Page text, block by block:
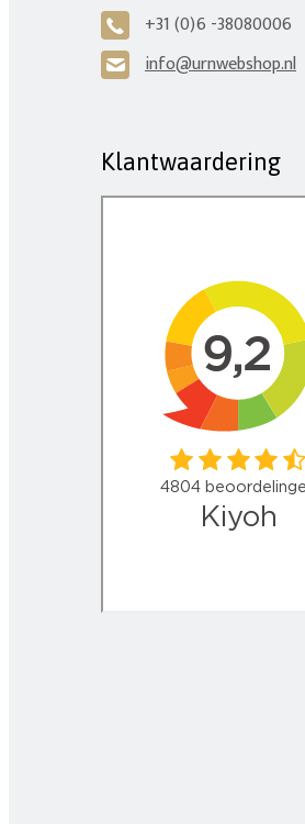
A +31 (0)6 -38080006
H info@urnwebshop.nl
Klantwaardering